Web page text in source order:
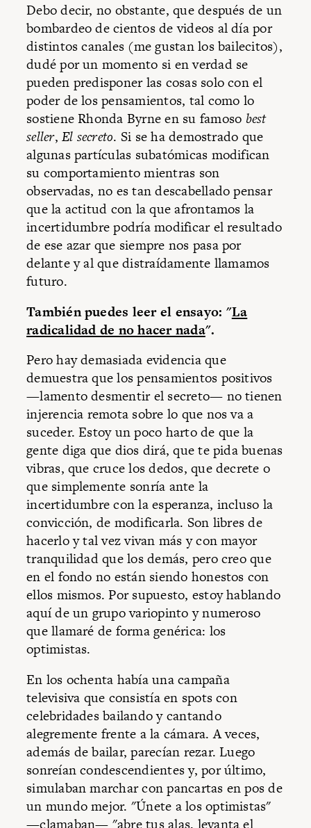
Debo decir, no obstante, que después de un
bombardeo de cientos de videos al día por
distintos canales (me gustan los bailecitos),
dudé por un momento si en verdad se
pueden predisponer las cosas solo con el
poder de los pensamientos, tal como lo
sostiene Rhonda Byrne en su famoso best
seller, El secreto. Si se ha demostrado que
algunas partículas subatómicas modifican
su comportamiento mientras son
observadas, no es tan descabellado pensar
que la actitud con la que afrontamos la
incertidumbre podría modificar el resultado
de ese azar que siempre nos pasa por
delante y al que distraídamente llamamos
futuro.
También puedes leer el ensayo: "La
radicalidad de no hacer nada".
Pero hay demasiada evidencia que
demuestra que los pensamientos positivos
—lamento desmentir el secreto— no tienen
injerencia remota sobre lo que nos va a
suceder. Estoy un poco harto de que la
gente diga que dios dirá, que te pida buenas
vibras, que cruce los dedos, que decrete o
que simplemente sonría ante la
incertidumbre con la esperanza, incluso la
convicción, de modificarla. Son libres de
hacerlo y tal vez vivan más y con mayor
tranquilidad que los demás, pero creo que
en el fondo no están siendo honestos con
ellos mismos. Por supuesto, estoy hablando
aquí de un grupo variopinto y numeroso
que llamaré de forma genérica: los
optimistas.
En los ochenta había una campaña
televisiva que consistía en spots con
celebridades bailando y cantando
alegremente frente a la cámara. A veces,
además de bailar, parecían rezar. Luego
sonreían condescendientes y, por último,
simulaban marchar con pancartas en pos de
un mundo mejor. "Únete a los optimistas"
—clamaban— "abre tus alas, levanta el